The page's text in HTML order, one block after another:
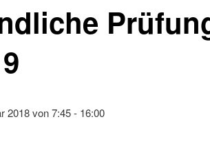
2018 von 7:45- 16:00